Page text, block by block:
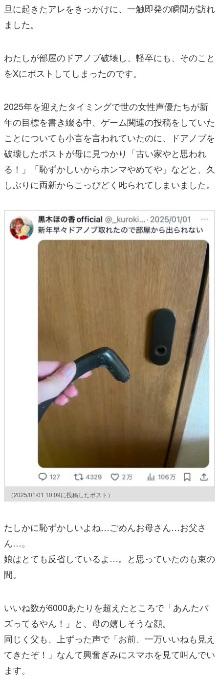
旦に起きたアレをきっかけに、一触即発の瞬間が訪れ
ました。
わたしが部屋のドアノブ破壊し、軽卒にも、そのこと
をXにポストしてしまったのです。
2025年を迎えたタイミングで世の女性声優たちが新
年の目標を書き綴る中、ゲーム関連の投稿をしていた
ことについても小言を言われていたのに、ドアノブを
破壊したポストが母に見つかり「古い家やと思われ
る！」「恥ずかしいからホンマやめてや」などと、久
しぶりに両新からこっぴどく𠮟られてしまいました。
（2025/01/01 10:09に投稿したポスト）
たしかに恥ずかしいよね…ごめんお母さん…お父さ
ん…。
娘はとても反省しているよ…。と思っていたのも束の
間。
いいね数が6000あたりを超えたところで「あんたバ
ズってるやん！」と、母の嬉しそうな顔。
同じく父も、上ずった声で「お前、一万いいねも見え
てきたぞ！」なんて興奮ぎみにスマホを見て叫んでい
ます。